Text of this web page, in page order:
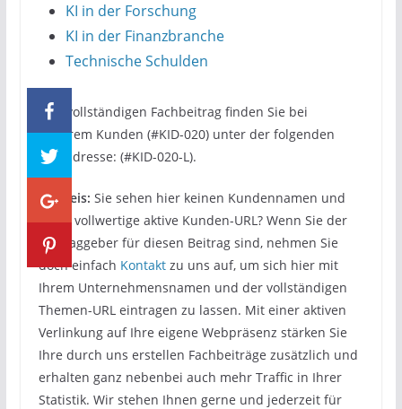
KI in der Forschung
KI in der Finanzbranche
Technische Schulden
Den vollständigen Fachbeitrag finden Sie bei
unserem Kunden (#KID-020) unter der folgenden
Webadresse: (#KID-020-L).
Hinweis: Sie sehen hier keinen Kundennamen und
keine vollwertige aktive Kunden-URL? Wenn Sie der
Auftraggeber für diesen Beitrag sind, nehmen Sie
doch einfach Kontaktzu uns auf, um sich hier mit
Ihrem Unternehmensnamen und der vollständigen
Themen-URL eintragen zu lassen. Mit einer aktiven
Verlinkung auf Ihre eigene Webpräsenz stärken Sie
Ihre durch uns erstellen Fachbeiträge zusätzlich und
erhalten ganz nebenbei auch mehr Traffic in Ihrer
Statistik. Wir stehen Ihnen gerne und jederzeit für